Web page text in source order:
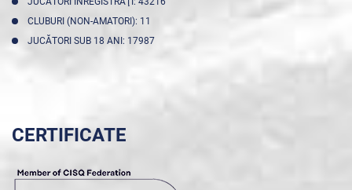
CLUBURI (NON-AMATORI): 11
JUCĂTORI SUB 18 ANI: 17987
CERTIFICATE